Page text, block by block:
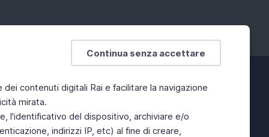
Continua senza accettare
contenuti digitali Rai e facilitare la navigazione
mirata.
l'identificativo del dispositivo, archiviare e/o
indirizzi IP, etc) al fine di creare,